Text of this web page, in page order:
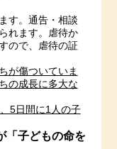
す。通告・相談
れます。虐待か
ので、虐待の証
が傷ついていま
の成長に多大な
5日間に1人の子
「子どもの命を